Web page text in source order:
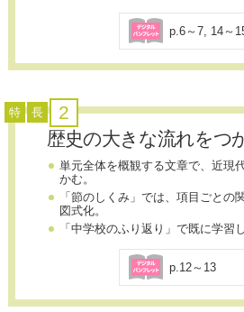
p.6～7, 14～
特 長
2
歴史の大きな流れをつ
単元全体を概観する文章で、近現
かむ。
「節のしくみ」では、項目ごとの
図式化。
「中学校のふり返り」で既に学習
p.12～13